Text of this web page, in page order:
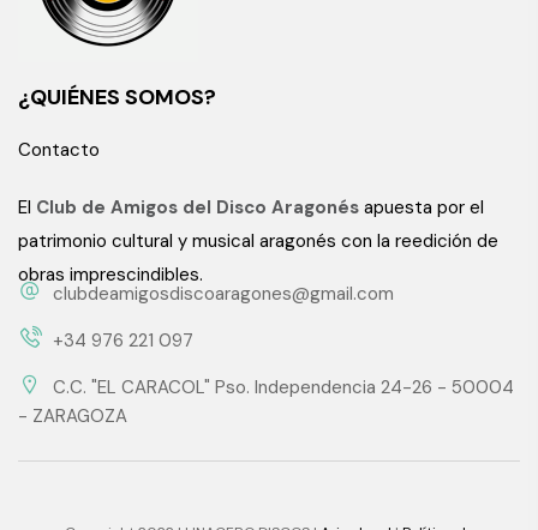
¿QUIÉNES SOMOS?
Contacto
El Club de Amigos del Disco Aragonés apuesta por el
patrimonio cultural y musical aragonés con la reedición de
obras imprescindibles.
clubdeamigosdiscoaragones@gmail.com
+34 976 221 097
C.C. "EL CARACOL" Pso. Independencia 24-26 - 50004
- ZARAGOZA